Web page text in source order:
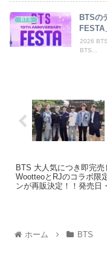
BTS
BTSの
2026
BTS...
BTS 大人気につき即完売
WootteoとRJのコラボ限
ンが再販決定！！発売日
ホーム BTS